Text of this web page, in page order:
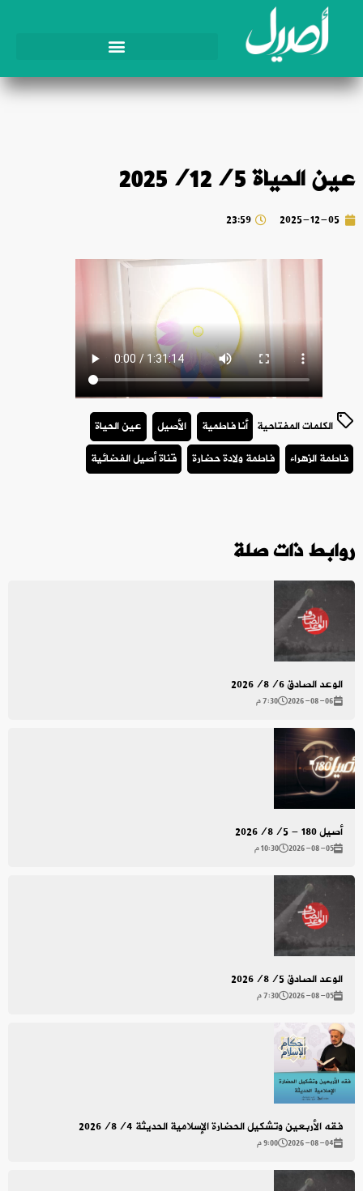
عين الحياة 2025/12/5
2025-12-05
23:59
الكلمات المفتاحية أنا فاطمية الأصيل
عين الحياة
فاطمة الزهراء
فاطمة ولادة حضارة قناة أصيل الفضائية
روابط ذات صلة
الوعد الصادق 2026/8/6
2026-08-06 7:30 م
أصيل 180 - 2026/8/5
2026-08-05 10:30 م
الوعد الصادق 2026/8/5
2026-08-05 7:30 م
فقه الأربعين وتشكيل الحضارة الإسلامية الحديثة 2026/8/4
2026-08-04 9:00 م